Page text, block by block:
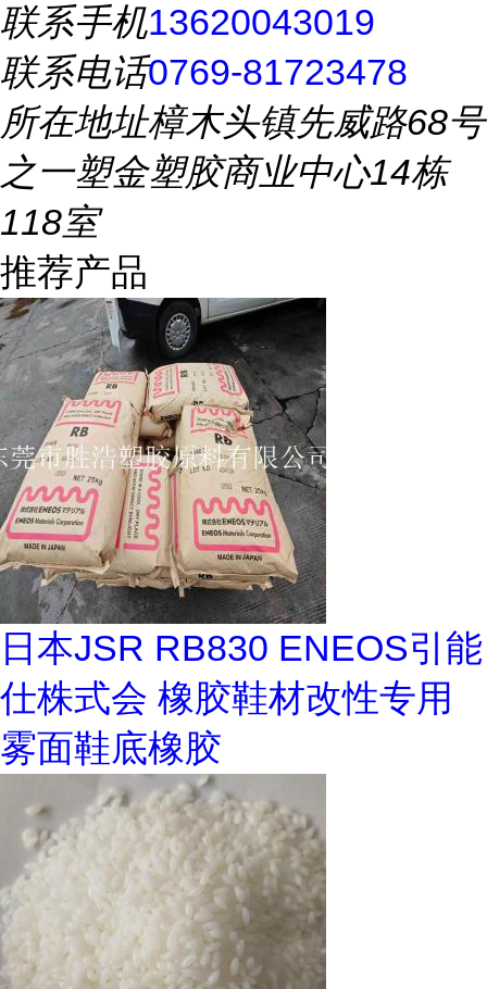
联系手机13620043019
联系电话0769-81723478
所在地址樟木头镇先威路68号
之一塑金塑胶商业中心14栋
118室
推荐产品
日本JSR RB830 ENEOS引能
仕株式会 橡胶鞋材改性专用
雾面鞋底橡胶